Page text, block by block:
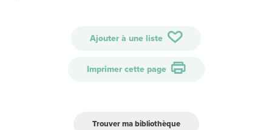
Ajouter à une liste
Imprimer cette page
Trouver ma bibliothèque